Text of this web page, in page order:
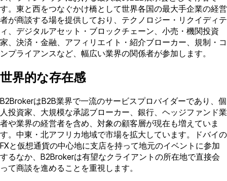
す。東と西をつなぐかけ橋として世界各国の最大手企業の経営
者が商談する場を提供しており、テクノロジー・リクイディテ
ィ、デジタルアセット・ブロックチェーン、小売・機関投資
家、決済・金融、アフィリエイト・紹介ブローカー、規制・コ
ンプライアンスなど、幅広い業界の関係者が参加します。
世界的な存在感
B2BrokerはB2B業界で一流のサービスプロバイダーであり、個
人投資家、大規模な承認ブローカー、銀行、ヘッジファンド業
者や業界の経営者を含め、対象の顧客層が現在も増えていま
す。中東・北アフリカ地域で市場を拡大しています。ドバイの
FXと仮想通貨の中心地に支店を持って地元のイベントに参加
するなか、B2Brokerは有望なクライアントの所在地で直接会
って商談を進めることを重視します。